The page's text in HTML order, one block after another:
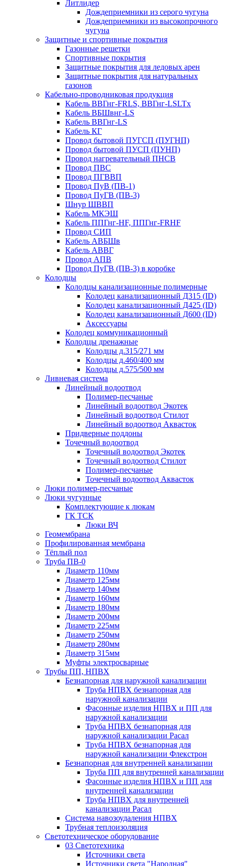
Литлидер
Дождеприемники из серого чугуна
Дождеприемники из высокопрочного
чугуна
Защитные и спортивные покрытия
Газонные решетки
Спортивные покрытия
Защитные покрытия для ледовых арен
Защитные покрытия для натуральных
газонов
Кабельно-проводниковая продукция
Кабель ВВГнг-FRLS, ВВГнг-LSLTx
Кабель ВБШвнг-LS
Кабель ВВГнг-LS
Кабель КГ
Провод бытовой ПУГСП (ПУГНП)
Провод бытовой ПУСП (ПУНП)
Провод нагревательный ПНСВ
Провод ПВС
Провод ПГВВП
Провод ПуВ (ПВ-1)
Провод ПуГВ (ПВ-3)
Шнур ШВВП
Кабель МКЭШ
Кабель ППГнг-HF, ППГнг-FRHF
Провод СИП
Кабель АВБШв
Кабель АВВГ
Провод АПВ
Провод ПуГВ (ПВ-3) в коробке
Колодцы
Колодцы канализационные полимерные
Колодец канализационный Д315 (ID)
Колодец канализационный Д425 (ID)
Колодец канализационный Д600 (ID)
Аксессуары
Колодец коммуникационный
Колодцы дренажные
Колодцы д.315/271 мм
Колодцы д.460/400 мм
Колодцы д.575/500 мм
Ливневая система
Линейный водоотвод
Полимер-песчаные
Линейный водоотвод Экотек
Линейный водоотвод Стилот
Линейный водоотвод Аквасток
Придверные поддоны
Точечный водоотвод
Точечный водоотвод Экотек
Точечный водоотвод Стилот
Полимер-песчаные
Точечный водоотвод Аквасток
Люки полимер-песчаные
Люки чугунные
Комплектующие к люкам
ГК ТСК
Люки ВЧ
Геомембрана
Профилированная мембрана
Тёплый пол
Труба ПВ-0
Диаметр 110мм
Диаметр 125мм
Диаметр 140мм
Диаметр 160мм
Диаметр 180мм
Диаметр 200мм
Диаметр 225мм
Диаметр 250мм
Диаметр 280мм
Диаметр 315мм
Муфты электросварные
Трубы ПП, НПВХ
Безнапорная для наружной канализации
Труба НПВХ безнапорная для
наружной канализации
Фасонные изделия НПВХ и ПП для
наружной канализации
Труба НПВХ безнапорная для
наружной канализации Расал
Труба НПВХ безнапорная для
наружной канализации Флекстрон
Безнапорная для внутренней канализации
Труба ПП для внутренней канализации
Фасонные изделия НПВХ и ПП для
внутренней канализации
Труба НПВХ для внутренней
канализации Расал
Система навозоудаления НПВХ
Трубная теплоизоляция
Светотехническое оборудование
03 Светотехника
Источники света
Источники света "Народная"